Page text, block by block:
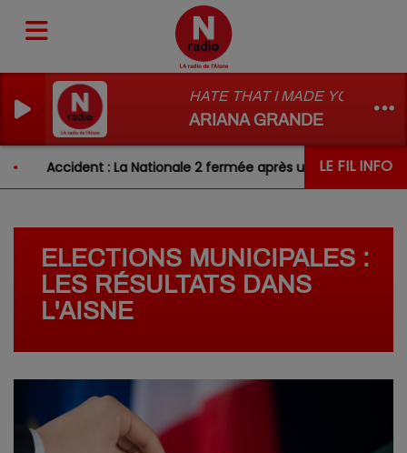
HATE THAT I MADE YOU LOVE
ARIANA GRANDE
LE FIL INFO
Accident : La Nationale 2 fermée après un choc entre
ELECTIONS MUNICIPALES :
LES RÉSULTATS DANS
L'AISNE